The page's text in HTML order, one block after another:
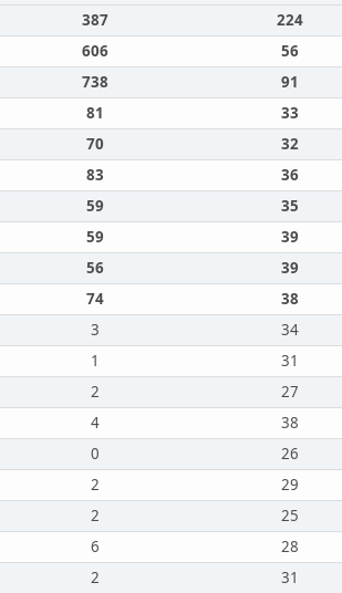
387 224
606 56
738 91
81 33
70 32
83 36
59 35
59 39
56 39
74 38
3 34
1 31
2 27
4 38
0 26
2 29
2 25
6 28
2 31